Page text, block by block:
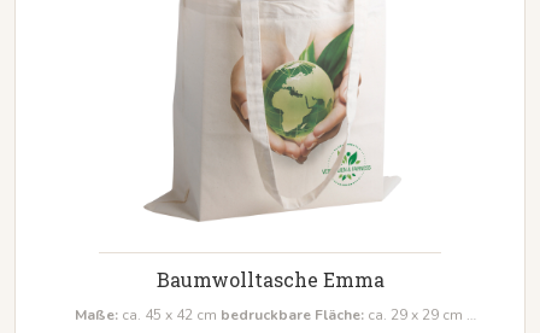
Baumwolltasche Emma
Maße:ca. 45 x 42 cm bedruckbare Fläche:ca. 29 x 29 cm